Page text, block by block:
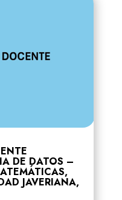
DE DATOS –
JAVERIANA,